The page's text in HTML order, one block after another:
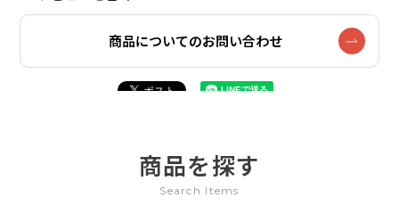
商品についてのお問い合わせ
商品を探す
Search Items